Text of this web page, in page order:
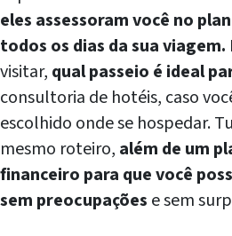
eles assessoram você no
todos os dias da sua viagem.
visitar, qual passeio é ideal
consultoria de hotéis, caso
escolhido onde se hospedar.
mesmo roteiro, além de um
financeiro para que você
sem preocupações e sem